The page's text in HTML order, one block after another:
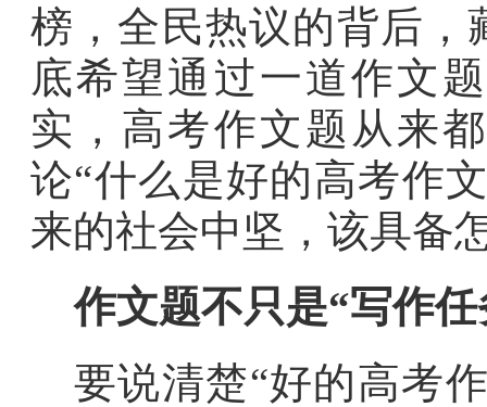
榜，全民热议的背后，
底希望通过一道作文
实，高考作文题从来
论“什么是好的高考作
来的社会中坚，该具备
作文题不只是“写作任
要说清楚“好的高考